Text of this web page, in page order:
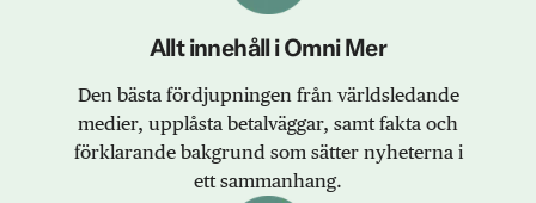
Allt innehåll i Omni Mer
Den bästa fördjupningen från världsledande
medier, upplåsta betalväggar, samt fakta och
förklarande bakgrund som sätter nyheterna i
ett sammanhang.